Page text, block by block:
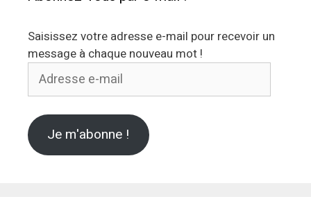
Saisissez votre adresse e-mail pour recevoir un
message à chaque nouveau mot !
Adresse
Je m'abonne !